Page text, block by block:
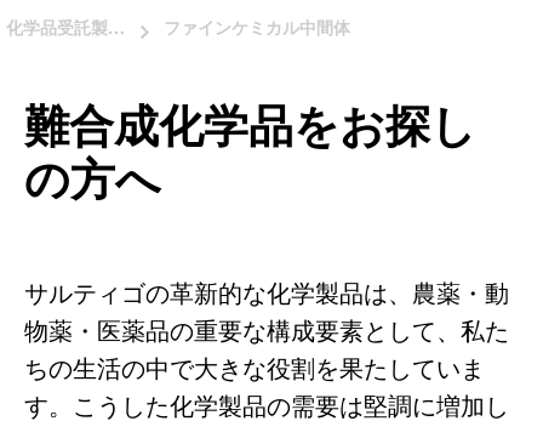
化学品受託製造サービス ファインケミカル中間体
難合成化学品をお探し
の方へ
サルティゴの革新的な化学製品は、農薬・動
物薬・医薬品の重要な構成要素として、私た
ちの生活の中で大きな役割を果たしていま
す。こうした化学製品の需要は堅調に増加し